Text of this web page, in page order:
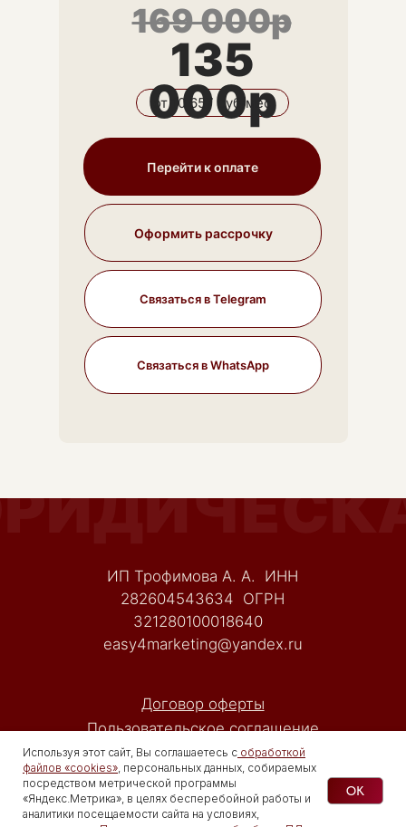
169 000р
135
000р
от 10 657 руб/мес
Перейти к оплате
Оформить рассрочку
Связаться в Telegram
Связаться в WhatsApp
Используя этот сайт, Вы соглашаетесь с обработкой
файлов «cookies», персональных данных, собираемых
посредством метрической программы
«Яндекс.Метрика», в целях бесперебойной работы и
аналитики посещаемости сайта на условиях,
OK